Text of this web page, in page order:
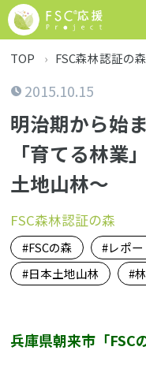
TOP FSC森林認証の森
2015.10.15
明治期から始
「育てる林業
土地山林〜
FSC森林認証の森
FSCの森 レポー
日本土地山林
兵庫県朝来市「FSC